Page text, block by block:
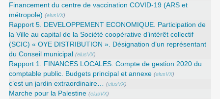
Financement du centre de vaccination COVID-19 (ARS et
métropole) (elusVX)
Rapport 5. DEVELOPPEMENT ECONOMIQUE. Participation de
la Ville au capital de la Société coopérative d’intérêt collectif
(SCIC) « OYE DISTRIBUTION ». Désignation d’un représentant
du Conseil municipal
(elusVX)
Rapport 1. FINANCES LOCALES. Compte de gestion 2020 du
comptable public. Budgets principal et annexe (elusVX)
c’est un jardin extraordinaire… (elusVX)
Marche pour la Palestine (elusVX)